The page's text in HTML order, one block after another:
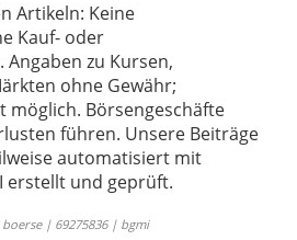
Artikeln: Keine
Kauf- oder
zu Kursen,
ohne Gewähr;
möglich. Börsengeschäfte
führen. Unsere Beiträge
automatisiert mit
erstellt und geprüft.
| 69275836 | bgmi